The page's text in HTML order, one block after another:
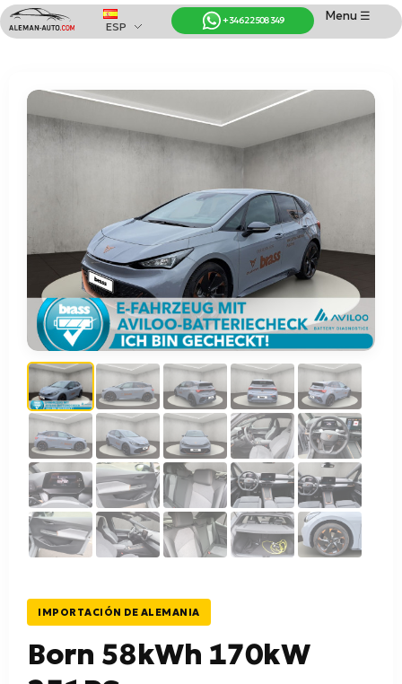
Coches de Alemania
Importación de Coches de Alemania
Menu ☰
+34 622 508 349
ESP
IMPORTACIÓN DE ALEMANIA
Born 58kWh 170kW